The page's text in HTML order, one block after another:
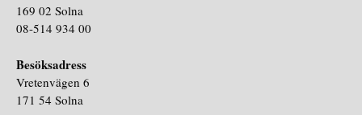
169 02 Solna
08-514 934 00
Besöksadress
Vretenvägen 6
171 54 Solna